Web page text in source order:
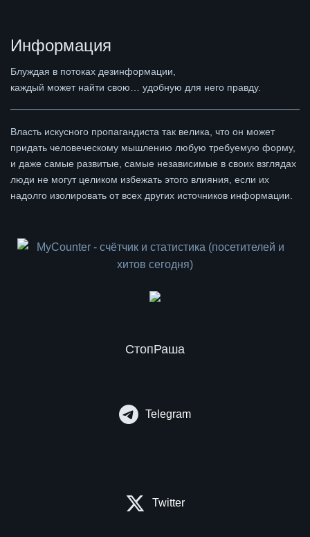
Информация
Блуждая в потоках дезинформации,
каждый может найти свою… удобную для него правду.
Власть искусного пропагандиста так велика, что он может
придать человеческому мышлению любую требуемую форму,
и даже самые развитые, самые независимые в своих взглядах
люди не могут целиком избежать этого влияния, если их
надолго изолировать от всех других источников информации.
СтопРаша
Telegram
Twitter